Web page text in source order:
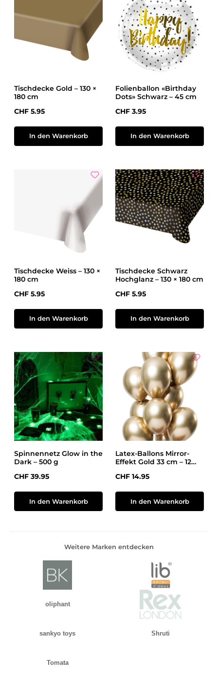
Tischdecke Gold – 130 ×
180 cm
Regulärer Preis:
CHF 5.95
In den Warenkorb
Folienballon «Birthday
Dots» Schwarz – 45 cm
Regulärer Preis:
CHF 3.95
In den Warenkorb
Tischdecke Weiss – 130 ×
180 cm
Regulärer Preis:
CHF 5.95
In den Warenkorb
Tischdecke Schwarz
Hochglanz – 130 × 180 cm
Regulärer Preis:
CHF 5.95
In den Warenkorb
Spinnennetz Glow in the
Dark – 500 g
Regulärer Preis:
CHF 39.95
In den Warenkorb
Latex-Ballons Mirror-
Effekt Gold 33 cm – 12
Regulärer Preis:
CHF 14.95
In den Warenkorb
Weitere Marken entdecken